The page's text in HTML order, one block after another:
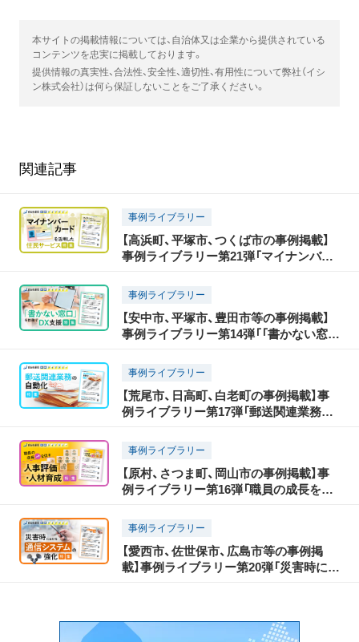
本サイトの掲載情報については、自治体又は企業から提供されている
コンテンツを忠実に掲載しております。
提供情報の真実性、合法性、安全性、適切性、有用性について弊社（イシ
ン株式会社）は何ら保証しないことをご了承ください。
関連記事
事例ライブラリー
【高浜町、平塚市、つくば市の事例掲載】
事例ライブラリー第21弾「マイナンバー
提供開始！
事例ライブラリー
【安中市、平塚市、豊田市等の事例掲載】
事例ライブラリー第14弾「「書かない窓
事例ライブラリー
【荒尾市、日高町、白老町の事例掲載】事
例ライブラリー第17弾「郵送関連業務の
事例ライブラリー
【原村、さつま町、岡山市の事例掲載】事
例ライブラリー第16弾「職員の成長を促
事例ライブラリー
【愛西市、佐世保市、広島市等の事例掲
載】事例ライブラリー第20弾「災害時にお